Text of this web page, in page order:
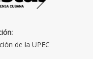
de la UPEC